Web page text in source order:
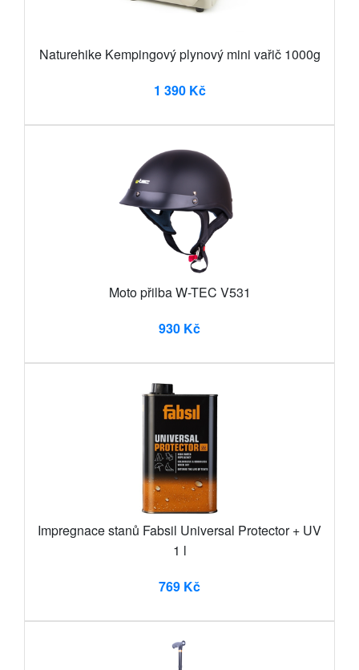
Naturehike Kempingový plynový mini vařič 1000g
1 390 Kč
Moto přilba W-TEC V531
930 Kč
Impregnace stanů Fabsil Universal Protector + UV
1 l
769 Kč